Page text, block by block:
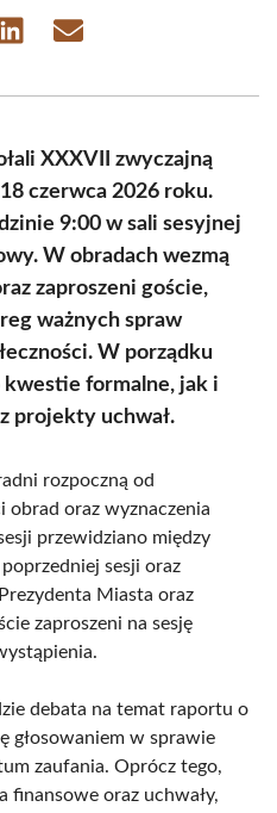
Share Share
XXXVII zwyczajną
czerwca 2026 roku.
9:00 w sali sesyjnej
W obradach wezmą
zaproszeni goście,
ważnych spraw
W porządku
kwestie formalne, jak i
projekty uchwał.
rozpoczną od
oraz wyznaczenia
przewidziano między
sesji oraz
Miasta oraz
zaproszeni na sesję
debata na temat raportu o
głosowaniem w sprawie
zaufania. Oprócz tego,
finansowe oraz uchwały,